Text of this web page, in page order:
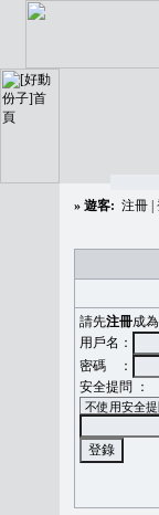
» 遊客: 注冊
請先注冊成
用戶名：
密碼 ：
安全提問 ：